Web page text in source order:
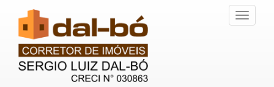
Toggle